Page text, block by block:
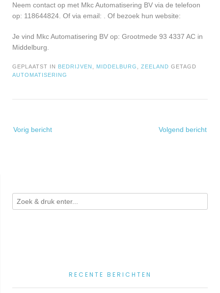
Neem contact op met Mkc Automatisering BV via de telefoon
op: 118644824. Of via email:
. Of bezoek hun website:
Je vind Mkc Automatisering BV op: Grootmede 93 4337 AC in
Middelburg.
GEPLAATST IN BEDRIJVEN MIDDELBURG ZEELAND GETAGD
AUTOMATISERING
navigatie
Vorig bericht Volgend bericht
RECENTE BERICHTEN